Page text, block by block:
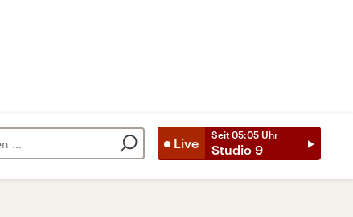
Live
Seit 05:05 Uhr
Studio 9